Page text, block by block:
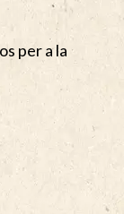
per a la